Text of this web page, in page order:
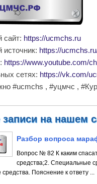
https://ucmchs.ru
https://
https://www.youtube.com/
сетях: https://vk.com/
#ucmchs , #уцмчс ,
на нашем
Разбор вопроса
Вопрос № 82 К каким
средства;2. Специальные
средства. Пояснение к ответу ...